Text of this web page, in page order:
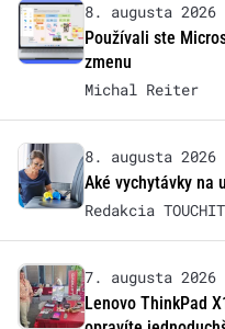
8. augusta 2026
Používali ste
zmenu
Michal Reiter
8. augusta 2026
Aké vychytávky na
Redakcia TOUCHIT
7. augusta 2026
Lenovo ThinkPad